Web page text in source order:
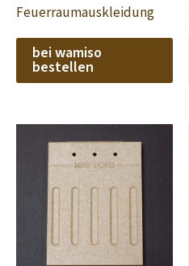
Feuerraumauskleidung
bei wamiso
bestellen